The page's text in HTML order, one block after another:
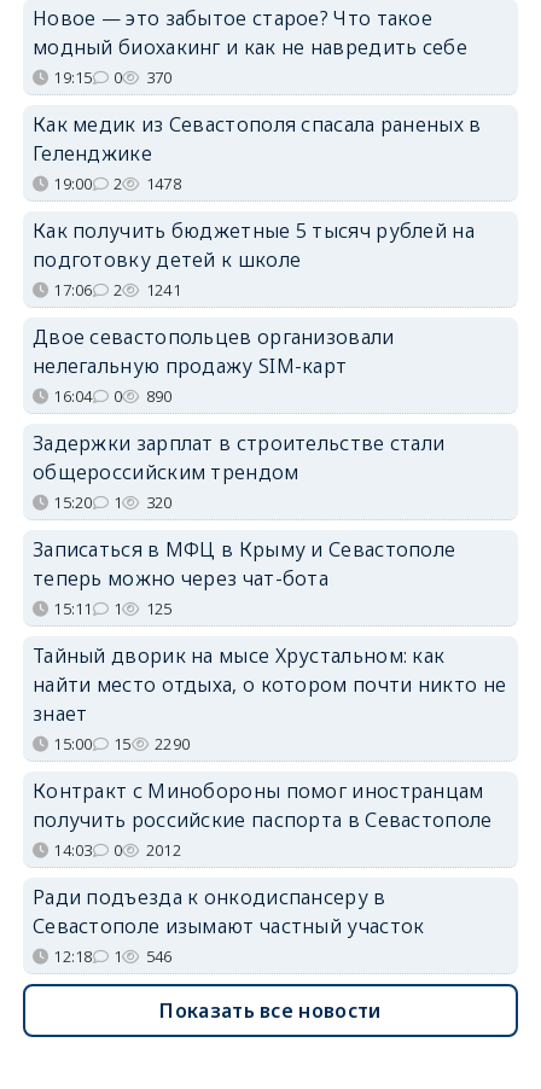
Новое — это забытое старое? Что такое
модный биохакинг и как не навредить себе
19:15 0 370
Как медик из Севастополя спасала раненых в
Геленджике
19:00 2 1478
Как получить бюджетные 5 тысяч рублей на
подготовку детей к школе
17:06 2 1241
Двое севастопольцев организовали
нелегальную продажу SIM-карт
16:04 0 890
Задержки зарплат в строительстве стали
общероссийским трендом
15:20 1 320
Записаться в МФЦ в Крыму и Севастополе
теперь можно через чат-бота
15:11 1 125
Тайный дворик на мысе Хрустальном: как
найти место отдыха, о котором почти никто не
знает
15:00 15 2290
Контракт с Минобороны помог иностранцам
получить российские паспорта в Севастополе
14:03 0 2012
Ради подъезда к онкодиспансеру в
Севастополе изымают частный участок
12:18 1 546
Показать все новости